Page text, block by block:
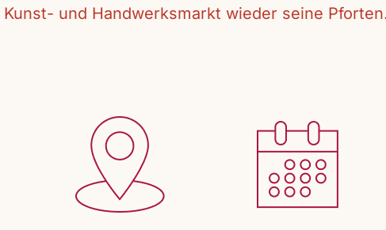
und Handwerksmarkt wieder seine